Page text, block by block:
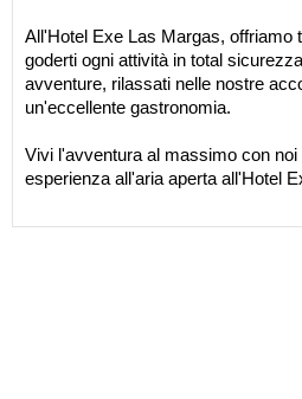
All'Hotel Exe Las Margas, offriamo
goderti ogni attività in total
avventure, rilassati nelle nostre
un'eccellente gastronomia.
Vivi l'avventura al massimo con noi
esperienza all'aria aperta all'Hotel